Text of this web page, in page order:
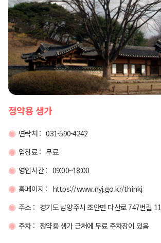
정약용 생가
연락처 : 031-590-4242
입장료 : 무료
영업시간 : 09:00~18:00
홈페이지 : https://www.nyj.go.kr/thinkj
주소 : 경기도 남양주시 조안면 다산로 747번길 11
주차 : 정약용 생가 근처에 무료 주차장이 있음